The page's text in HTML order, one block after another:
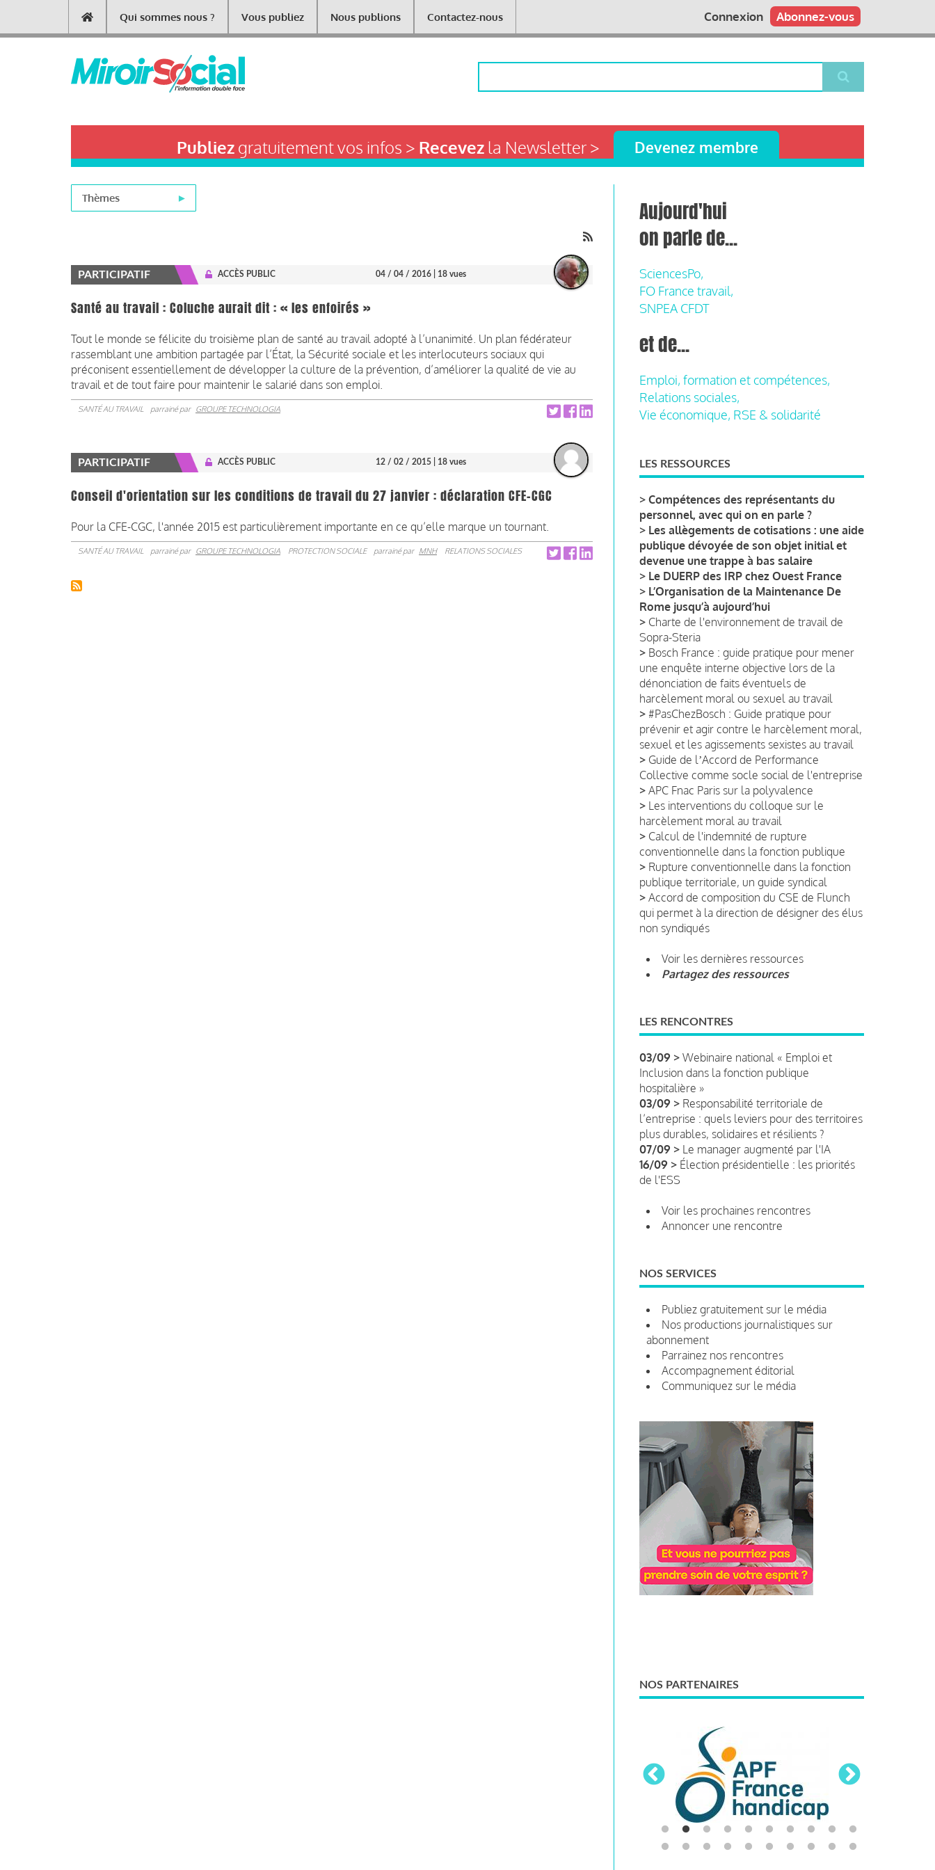
contenu
Main
navigation
Qui sommes nous ? Vous publiez Nous publions Contactez-nous Abonnez-vous
Connexion
Publiezgratuitement vos infos > Recevezla Newsletter > Devenez membre
Thèmes
PARTICIPATIF ACCÈS PUBLIC 04 / 04 / 2016 | 18 vues
Santé au travail : Coluche aurait dit : « les enfoirés »
Tout le monde se félicite du troisième plan de santé au travail adopté à l’unanimité. Un plan fédérateur
rassemblant une ambition partagée par l’État, la Sécurité sociale et les interlocuteurs sociaux qui
préconisent essentiellement de développer la culture de la prévention, d’améliorer la qualité de vie au
travail et de tout faire pour maintenir le salarié dans son emploi.
SANTÉ AU TRAVAIL parrainé par GROUPE TECHNOLOGIA
PARTICIPATIF ACCÈS PUBLIC 12 / 02 / 2015 | 18 vues
Conseil d'orientation sur les conditions de travail du 27 janvier : déclaration CFE-CGC
Pour la CFE-CGC, l'année 2015 est particulièrement importante en ce qu’elle marque un tournant.
SANTÉ AU TRAVAIL parrainé par GROUPE TECHNOLOGIA PROTECTION SOCIALE parrainé par MNH RELATIONS SOCIALES
Aujourd'hui
on parle de...
SciencesPo,
FO France travail,
SNPEA CFDT
et de...
Emploi, formation et compétences,
Relations sociales,
Vie économique, RSE & solidarité
LES RESSOURCES
> Compétences des représentants du
personnel, avec qui on en parle ?
> Les allègements de cotisations : une aide
publique dévoyée de son objet initial et
devenue une trappe à bas salaire
> Le DUERP des IRP chez Ouest France
> L’Organisation de la Maintenance De
Rome jusqu’à aujourd’hui
> Charte de l'environnement de travail de
Sopra-Steria
> Bosch France : guide pratique pour mener
une enquête interne objective lors de la
dénonciation de faits éventuels de
harcèlement moral ou sexuel au travail
> #PasChezBosch : Guide pratique pour
prévenir et agir contre le harcèlement moral,
sexuel et les agissements sexistes au travail
> Guide de lʼAccord de Performance
Collective comme socle social de l'entreprise
> APC Fnac Paris sur la polyvalence
> Les interventions du colloque sur le
harcèlement moral au travail
> Calcul de l'indemnité de rupture
conventionnelle dans la fonction publique
> Rupture conventionnelle dans la fonction
publique territoriale, un guide syndical
> Accord de composition du CSE de Flunch
qui permet à la direction de désigner des élus
non syndiqués
Voir les dernières ressources
Partagez des ressources
LES RENCONTRES
03/09 > Webinaire national « Emploi et
Inclusion dans la fonction publique
hospitalière »
03/09 > Responsabilité territoriale de
l’entreprise : quels leviers pour des territoires
plus durables, solidaires et résilients ?
07/09 > Le manager augmenté par l'IA
16/09 > Élection présidentielle : les priorités
de l'ESS
Voir les prochaines rencontres
Annoncer une rencontre
NOS SERVICES
Publiez gratuitement sur le média
Nos productions journalistiques sur
abonnement
Parrainez nos rencontres
Accompagnement éditorial
Communiquez sur le média
NOS PARTENAIRES